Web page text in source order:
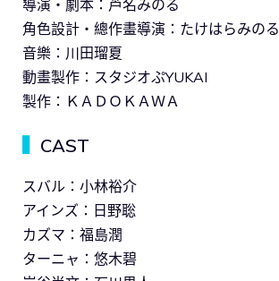
導演・劇本：芦名みのる
角色設計・總作畫導演：たけはらみのる
音樂：川田瑠夏
動畫製作：スタジオぷYUKAI
製作：ＫＡＤＯＫＡＷＡ
CAST
スバル：小林裕介
アインズ：日野聡
カズマ：福島潤
ターニャ：悠木碧